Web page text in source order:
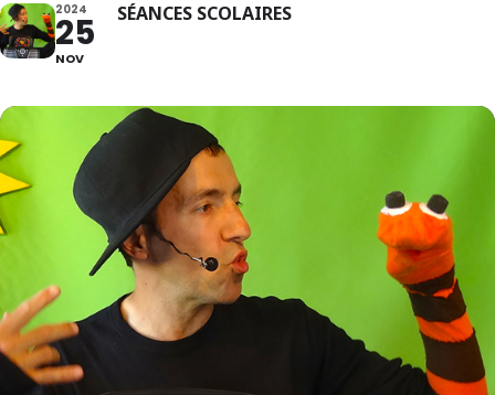
2024
25
NOV
SÉANCES SCOLAIRES